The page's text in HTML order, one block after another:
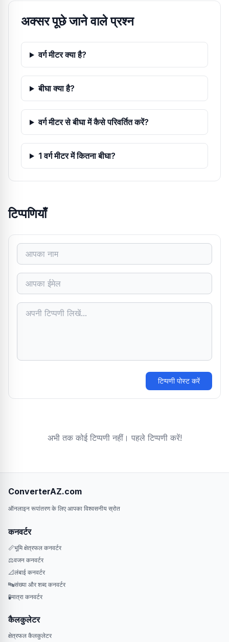
अक्सर पूछे जाने वाले प्रश्न
वर्ग मीटर क्या है?
बीघा क्या है?
वर्ग मीटर से बीघा में कैसे परिवर्तित करें?
1 वर्ग मीटर में कितना बीघा?
टिप्पणियाँ
टिप्पणी पोस्ट करें
अभी तक कोई टिप्पणी नहीं। पहले टिप्पणी करें!
ConverterAZ.com
ऑनलाइन रूपांतरण के लिए आपका विश्वसनीय स्रोत
कनवर्टर
📏भूमि क्षेत्रफल कनवर्टर
⚖️वजन कनवर्टर
📐लंबाई कनवर्टर
🔤संख्या और शब्द कनवर्टर
🧪मात्रा कनवर्टर
कैलकुलेटर
क्षेत्रफल कैलकुलेटर